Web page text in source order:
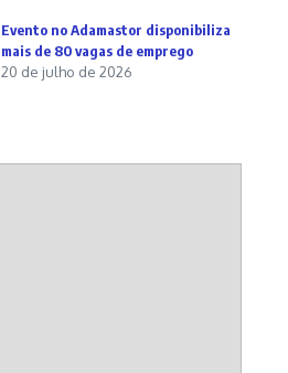
Evento no Adamastor disponibiliza
mais de 80 vagas de emprego
20 de julho de 2026